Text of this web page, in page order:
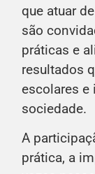
que atuar
são
práticas e
resultados
escolares
sociedade.
A
prática, a